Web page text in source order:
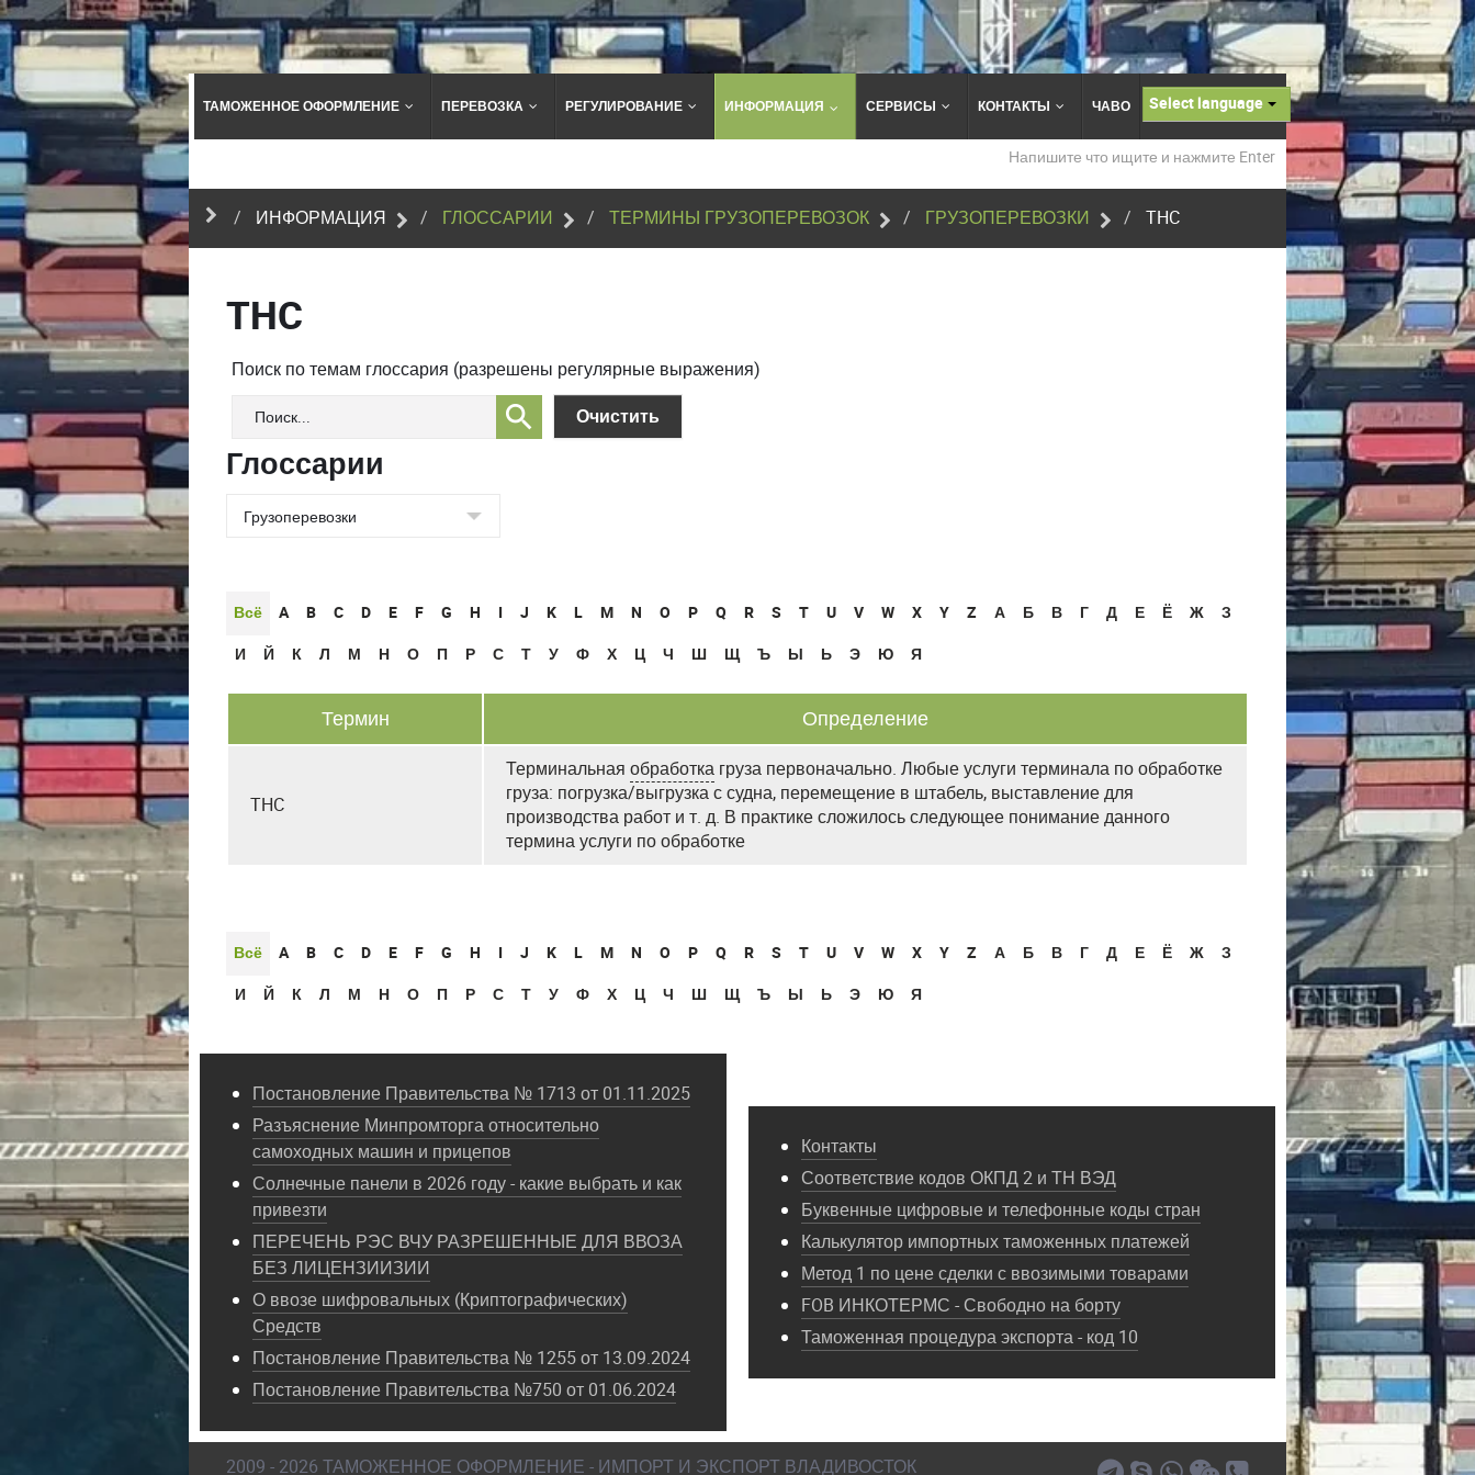
ТАМОЖЕННОЕ ОФОРМЛЕНИЕ ПЕРЕВОЗКА РЕГУЛИРОВАНИЕ ИНФОРМАЦИЯ СЕРВИСЫ КОНТАКТЫ ЧАВО Select language
сайту
ИНФОРМАЦИЯ ГЛОССАРИИ ТЕРМИНЫ ГРУЗОПЕРЕВОЗОК ГРУЗОПЕРЕВОЗКИ THC
THC
Поиск по темам глоссария (разрешены регулярные выражения)
Глоссарии
Всё A B C D E F G H I J K L M N O P Q R S T U V W X Y Z А Б В Г Д Е Ё Ж
З
И
Й К Л М Н О П Р С Т У Ф Х Ц Ч Ш Щ Ъ Ы Ь Э Ю Я
Термин Определение
THC
Терминальная обработка груза первоначально. Любые услуги терминала по обработке
груза: погрузка/выгрузка с судна, перемещение в штабель, выставление для
производства работ и т. д. В практике сложилось следующее понимание данного
термина услуги по обработке
Всё A B C D E F G H I J K L M N O P Q R S T U V W X Y Z А Б В Г Д Е Ё Ж
З
И
Й К Л М Н О П Р С Т У Ф Х Ц Ч Ш Щ Ъ Ы Ь Э Ю Я
Постановление Правительства № 1713 от 01.11.2025
Разъяснение Минпромторга относительно
самоходных машин и прицепов
Солнечные панели в 2026 году - какие выбрать и как
привезти
ПЕРЕЧЕНЬ РЭС ВЧУ РАЗРЕШЕННЫЕ ДЛЯ ВВОЗА
БЕЗ ЛИЦЕНЗИИЗИИ
О ввозе шифровальных (Криптографических)
Средств
Постановление Правительства № 1255 от 13.09.2024
Постановление Правительства №750 от 01.06.2024
Контакты
Соответствие кодов ОКПД 2 и ТН ВЭД
Буквенные цифровые и телефонные коды стран
Калькулятор импортных таможенных платежей
Метод 1 по цене сделки с ввозимыми товарами
FOB ИНКОТЕРМС - Свободно на борту
Таможенная процедура экспорта - код 10
2009 - 2026 ТАМОЖЕННОЕ ОФОРМЛЕНИЕ - ИМПОРТ И ЭКСПОРТ ВЛАДИВОСТОК